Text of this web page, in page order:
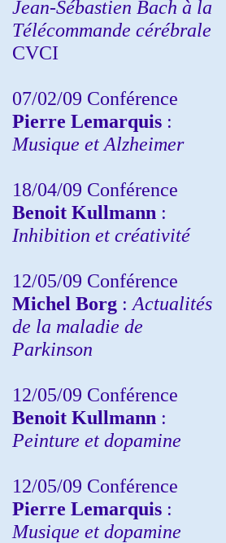
Jean-Sébastien Bach à la
Télécommande cérébrale
CVCI
07/02/09 Conférence
Pierre Lemarquis :
Musique et Alzheimer
18/04/09 Conférence
Benoit Kullmann :
Inhibition et créativité
12/05/09 Conférence
Michel Borg : Actualités
de la maladie de
Parkinson
12/05/09 Conférence
Benoit Kullmann :
Peinture et dopamine
12/05/09 Conférence
Pierre Lemarquis :
Musique et dopamine